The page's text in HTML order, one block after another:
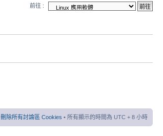
前往 :
刪除所有討論區 Cookies • 所有顯示的時間為 UTC + 8 小時